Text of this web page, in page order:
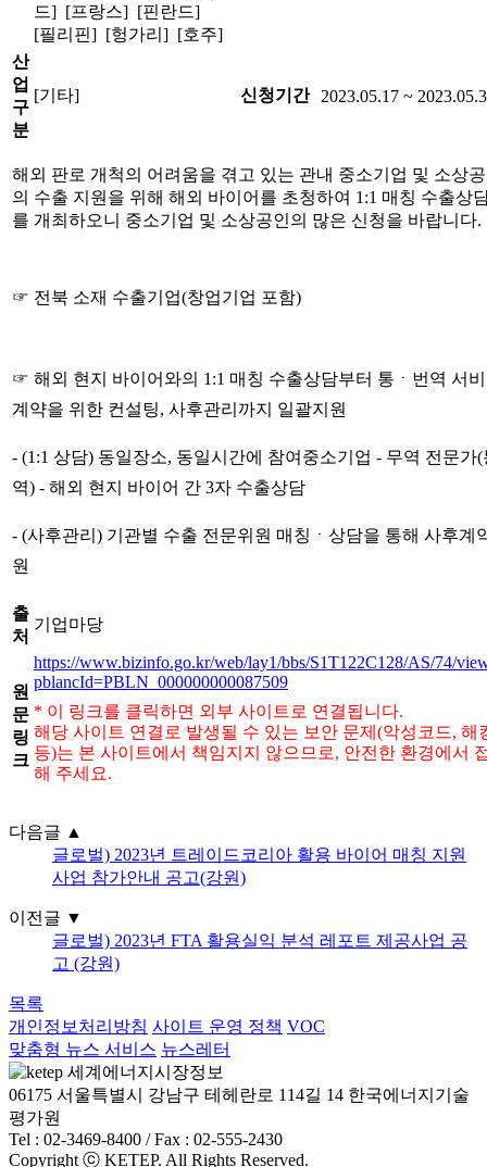
드] [프랑스] [핀란드]
[필리핀] [헝가리] [호주]
산
업
구
분
[기타] 신청기간 2023.05.17 ~
해외 판로 개척의 어려움을 겪고 있는 관내 중소기업 및 소상
의 수출 지원을 위해 해외 바이어를 초청하여 1:1 매칭 수출상
를 개최하오니 중소기업 및 소상공인의 많은 신청을 바랍니다.
☞ 전북 소재 수출기업(창업기업 포함)
☞ 해외 현지 바이어와의 1:1 매칭 수출상담부터 통ㆍ번역 서
계약을 위한 컨설팅, 사후관리까지 일괄지원
- (1:1 상담) 동일장소, 동일시간에 참여중소기업 - 무역 전문가(
역) - 해외 현지 바이어 간 3자 수출상담
- (사후관리) 기관별 수출 전문위원 매칭ㆍ상담을 통해 사후계
원
출
처
기업마당
원
문
링
크
https://www.bizinfo.go.kr/web/lay1/bbs/S1T122C128/AS/74/
pblancId=PBLN_000000000087509
* 이 링크를 클릭하면 외부 사이트로 연결됩니다.
해당 사이트 연결로 발생될 수 있는 보안 문제(악성코드, 해
등)는 본 사이트에서 책임지지 않으므로, 안전한 환경에서
해 주세요.
다음글 ▲
글로벌) 2023년 트레이드코리아 활용 바이어 매칭 지원
사업 참가안내 공고(강원)
이전글 ▼
글로벌) 2023년 FTA 활용실익 분석 레포트 제공사업 공
고 (강원)
목록
개인정보처리방침 사이트 운영 정책 VOC
맞춤형 뉴스 서비스 뉴스레터
06175 서울특별시 강남구 테헤란로 114길 14 한국에너지기술
평가원
Tel : 02-3469-8400 / Fax : 02-555-2430
Copyright ⓒ KETEP. All Rights Reserved.